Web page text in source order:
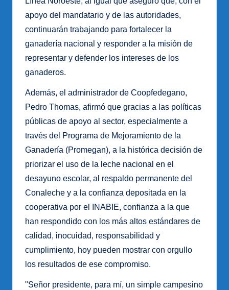
apoyo del mandatario y de las autoridades,
continuarán trabajando para fortalecer la
ganadería nacional y responder a la misión de
representar y defender los intereses de los
ganaderos.
Además, el administrador de Coopfedegano,
Pedro Thomas, afirmó que gracias a las políticas
públicas de apoyo al sector, especialmente a
través del Programa de Mejoramiento de la
Ganadería (Promegan), a la histórica decisión de
priorizar el uso de la leche nacional en el
desayuno escolar, al respaldo permanente del
Conaleche y a la confianza depositada en la
cooperativa por el INABIE, confianza a la que
han respondido con los más altos estándares de
calidad, inocuidad, responsabilidad y
cumplimiento, hoy pueden mostrar con orgullo
los resultados de ese compromiso.
"Señor presidente, para mí, un simple campesino